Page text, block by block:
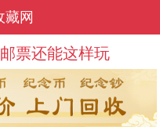
网
票还能这样玩